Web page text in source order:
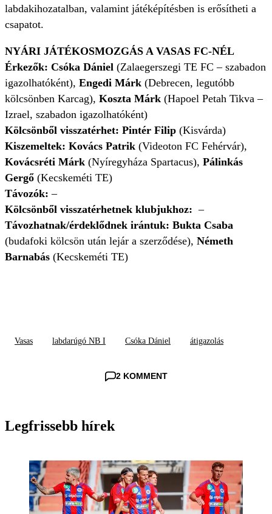
labdakihozatalban, valamint játéképítésben is erősítheti a
csapatot.
NYÁRI JÁTÉKOSMOZGÁS A VASAS FC-NÉL
Érkezők: Csóka Dániel (Zalaegerszegi TE FC – szabadon
igazolhatóként), Engedi Márk (Debrecen, legutóbb
kölcsönben Karcag), Koszta Márk (Hapoel Petah Tikva –
Izrael, szabadon igazolhatóként)
Kölcsönből visszatérhet: Pintér Filip (Kisvárda)
Kiszemeltek: Kovács Patrik (Videoton FC Fehérvár),
Kovácsréti Márk (Nyíregyháza Spartacus), Pálinkás
Gergő (Kecskeméti TE)
Távozók:–
Kölcsönből visszatérhetnek klubjukhoz:–
Távozhatnak/érdeklődnek irántuk: Bukta Csaba
(budafoki kölcsön után lejár a szerződése), Németh
Barnabás (Kecskeméti TE)
Vasas labdarúgó NB I Csóka Dániel átigazolás
2 KOMMENT
Legfrissebb hírek